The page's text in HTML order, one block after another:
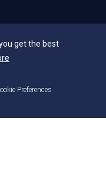
get the best
Preferences